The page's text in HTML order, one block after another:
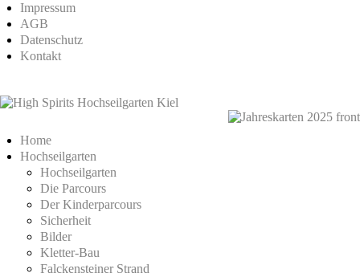
Impressum
AGB
Datenschutz
Kontakt
Home
Hochseilgarten
Hochseilgarten
Die Parcours
Der Kinderparcours
Sicherheit
Bilder
Kletter-Bau
Falckensteiner Strand